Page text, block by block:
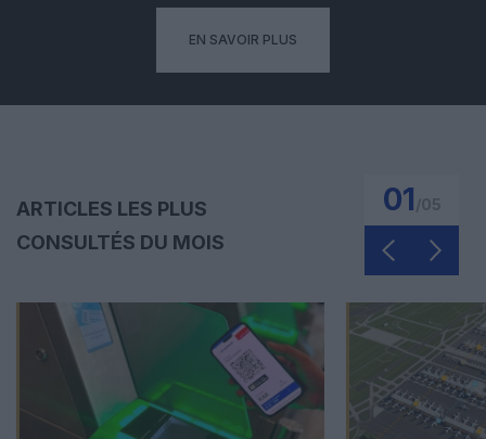
EN SAVOIR PLUS
ARTICLES LES PLUS
CONSULTÉS DU MOIS
01